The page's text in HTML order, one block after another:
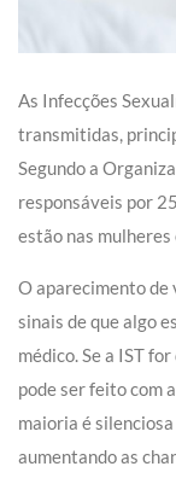
As Infecções
transmitidas,
Segundo a
responsáveis por
estão nas mulheres
O aparecimento de
sinais de que algo
médico. Se a IST
pode ser feito com
maioria é
aumentando as